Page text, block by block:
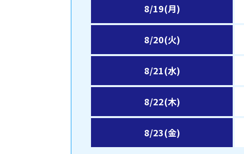
8/19(月)
8/20(火)
8/21(水)
8/22(木)
8/23(金)